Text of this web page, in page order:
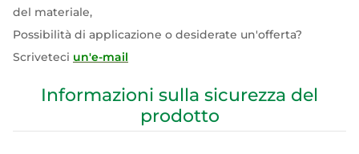
del materiale,
Possibilità di applicazione o desiderate un'offerta?
Scriveteci un'e-mail
Informazioni sulla sicurezza del
prodotto